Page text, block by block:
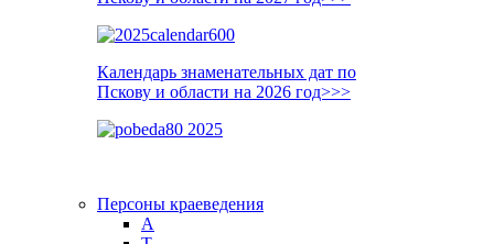
Календарь знаменательных дат по
Пскову и области на 2026 год>>>
Персоны краеведения
А